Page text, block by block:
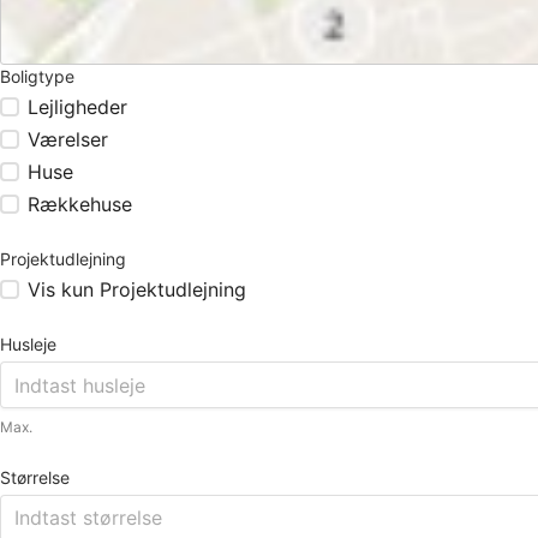
Boligtype
Lejligheder
Værelser
Huse
Rækkehuse
Projektudlejning
Vis kun Projektudlejning
Husleje
Max.
Størrelse